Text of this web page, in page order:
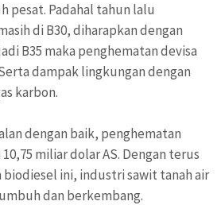
pesat. Padahal tahun lalu
di B30, diharapkan dengan
B35 maka penghematan devisa
dampak lingkungan dengan
karbon.
dengan baik, penghematan
miliar dolar AS. Dengan terus
ini, industri sawit tanah air
dan berkembang.